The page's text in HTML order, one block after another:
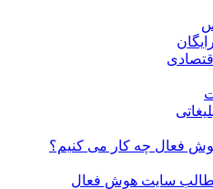
فعال چه کار می کنیم؟
مطالب سایت هوش فعال